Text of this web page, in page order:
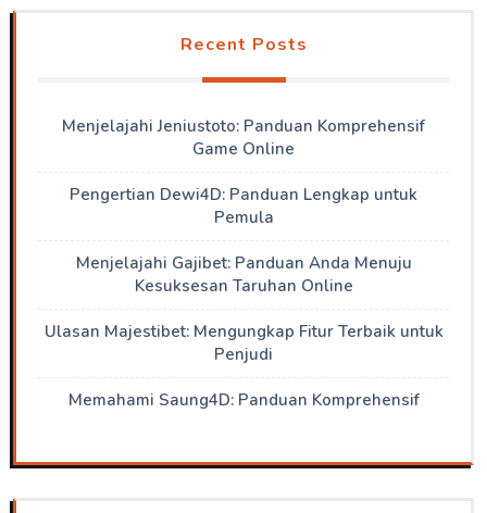
Recent Posts
Menjelajahi Jeniustoto: Panduan Komprehensif
Game Online
Pengertian Dewi4D: Panduan Lengkap untuk
Pemula
Menjelajahi Gajibet: Panduan Anda Menuju
Kesuksesan Taruhan Online
Ulasan Majestibet: Mengungkap Fitur Terbaik untuk
Penjudi
Memahami Saung4D: Panduan Komprehensif